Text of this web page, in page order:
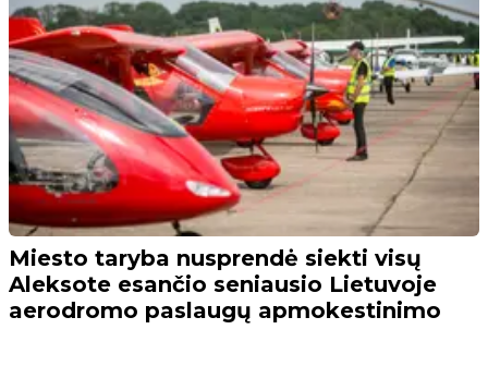
Miesto taryba nusprendė siekti visų
Aleksote esančio seniausio Lietuvoje
aerodromo paslaugų apmokestinimo